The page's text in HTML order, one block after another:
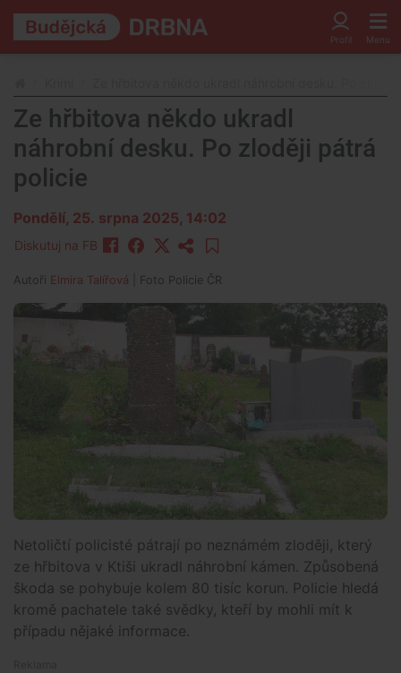
Ze hřbitova někdo ukradl
náhrobní desku. Po zloději pátrá
policie
Pondělí, 25. srpna 2025, 14:02
Diskutuj na FB
Autoři Elmira Talířová | Foto Policie ČR
Netoličtí policisté pátrají po neznámém zloději, který
ze hřbitova v Ktiši ukradl náhrobní kámen. Způsobená
škoda se pohybuje kolem 80 tisíc korun. Policie hledá
kromě pachatele také svědky, kteří by mohli mít k
případu nějaké informace.